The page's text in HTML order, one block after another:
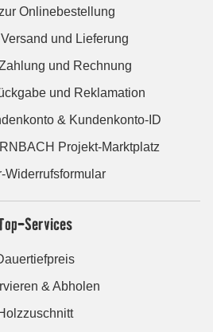
Onlinebestellung
und Lieferung
und Rechnung
und Reklamation
& Kundenkonto-ID
Projekt-Marktplatz
Widerrufsformular
Services
& Abholen